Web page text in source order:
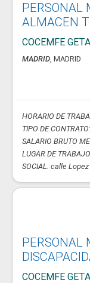
PERSONAL
ALMACEN
COCEMFE
MADRID, MADRID
HORARIO DE
TIPO DE
SALARIO BRUTO
LUGAR DE
SOCIAL. calle
PERSONAL
COCEMFE